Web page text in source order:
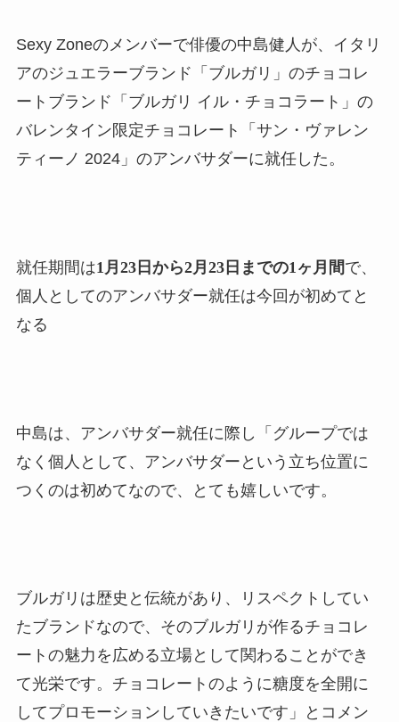
Sexy Zoneのメンバーで俳優の中島健人が、イタリ
アのジュエラーブランド「ブルガリ」のチョコレ
ートブランド「ブルガリ イル・チョコラート」の
バレンタイン限定チョコレート「サン・ヴァレン
ティーノ 2024」のアンバサダーに就任した。
就任期間は1月23日から2月23日までの1ヶ月間で、
個人としてのアンバサダー就任は今回が初めてと
なる
中島は、アンバサダー就任に際し「グループでは
なく個人として、アンバサダーという立ち位置に
つくのは初めてなので、とても嬉しいです。
ブルガリは歴史と伝統があり、リスペクトしてい
たブランドなので、そのブルガリが作るチョコレ
ートの魅力を広める立場として関わることができ
て光栄です。チョコレートのように糖度を全開に
してプロモーションしていきたいです」とコメン